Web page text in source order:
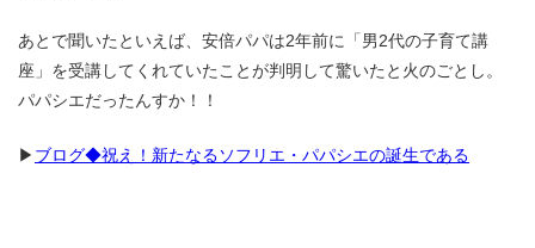
あとで聞いたといえば、安倍パパは2年前に「男2代の子育て講
座」を受講してくれていたことが判明して驚いたと火のごとし。
パパシエだったんすか！！
▶ ブログ◆祝え！新たなるソフリエ・パパシエの誕生である